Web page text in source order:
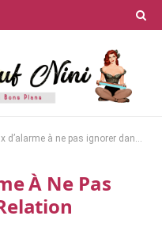
à ne pas ignorer dans une relation (Attention !)
À Ne Pas